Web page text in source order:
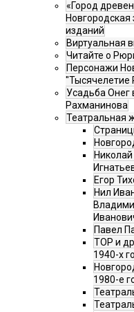
«Город
изданий
Виртуальная
Читайте о
Персонажи
"Тысячелетие
Усадьба Онег
Рахманинова
Театральная
Егор
Нил
Павел
ТОР и
1940-х
1980-е